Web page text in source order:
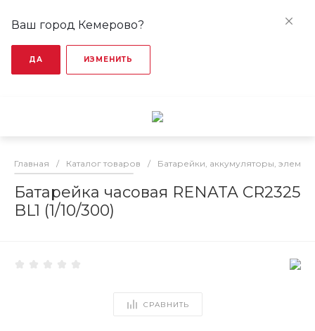
Ваш город Кемерово?
ДА ИЗМЕНИТЬ
Главная / Каталог товаров / Батарейки, аккумуляторы,
Батарейка часовая RENATA CR2325
BL1 (1/10/300)
СРАВНИТЬ